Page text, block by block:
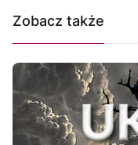
Zobacz także